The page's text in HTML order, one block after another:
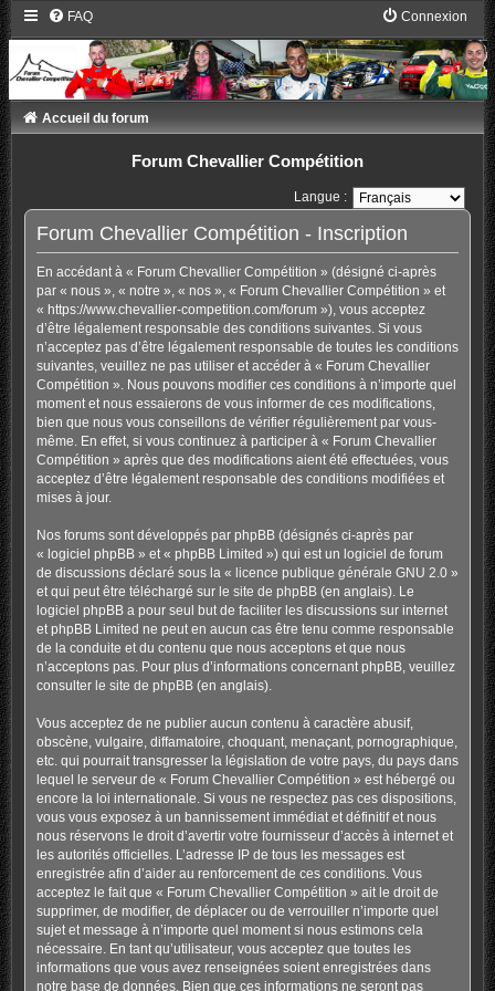
FAQ Connexion
Accueil du forum
Forum Chevallier Compétition
Langue :
Forum Chevallier Compétition - Inscription
En accédant à « Forum Chevallier Compétition » (désigné ci-après
par « nous », « notre », « nos », « Forum Chevallier Compétition » et
« https://www.chevallier-competition.com/forum »), vous acceptez
d’être légalement responsable des conditions suivantes. Si vous
n’acceptez pas d’être légalement responsable de toutes les conditions
suivantes, veuillez ne pas utiliser et accéder à « Forum Chevallier
Compétition ». Nous pouvons modifier ces conditions à n’importe quel
moment et nous essaierons de vous informer de ces modifications,
bien que nous vous conseillons de vérifier régulièrement par vous-
même. En effet, si vous continuez à participer à « Forum Chevallier
Compétition » après que des modifications aient été effectuées, vous
acceptez d’être légalement responsable des conditions modifiées et
mises à jour.
Nos forums sont développés par phpBB (désignés ci-après par
« logiciel phpBB » et « phpBB Limited ») qui est un logiciel de forum
de discussions déclaré sous la « licence publique générale GNU 2.0»
et qui peut être téléchargé sur le site de phpBB(en anglais). Le
logiciel phpBB a pour seul but de faciliter les discussions sur internet
et phpBB Limited ne peut en aucun cas être tenu comme responsable
de la conduite et du contenu que nous acceptons et que nous
n’acceptons pas. Pour plus d’informations concernant phpBB, veuillez
consulter le site de phpBB(en anglais).
Vous acceptez de ne publier aucun contenu à caractère abusif,
obscène, vulgaire, diffamatoire, choquant, menaçant, pornographique,
etc. qui pourrait transgresser la législation de votre pays, du pays dans
lequel le serveur de « Forum Chevallier Compétition » est hébergé ou
encore la loi internationale. Si vous ne respectez pas ces dispositions,
vous vous exposez à un bannissement immédiat et définitif et nous
nous réservons le droit d’avertir votre fournisseur d’accès à internet et
les autorités officielles. L’adresse IP de tous les messages est
enregistrée afin d’aider au renforcement de ces conditions. Vous
acceptez le fait que « Forum Chevallier Compétition » ait le droit de
supprimer, de modifier, de déplacer ou de verrouiller n’importe quel
sujet et message à n’importe quel moment si nous estimons cela
nécessaire. En tant qu’utilisateur, vous acceptez que toutes les
informations que vous avez renseignées soient enregistrées dans
notre base de données. Bien que ces informations ne seront pas